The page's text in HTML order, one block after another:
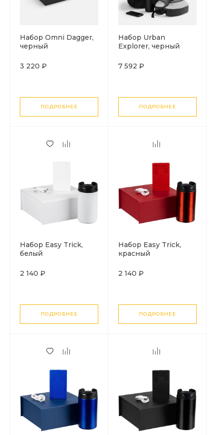
Набор Omni Dagger,
черный
3 220 ₽
ПОДРОБНЕЕ
Набор Urban
Explorer, черный
7 592 ₽
ПОДРОБНЕЕ
Набор Easy Trick,
белый
2 140 ₽
ПОДРОБНЕЕ
Набор Easy Trick,
красный
2 140 ₽
ПОДРОБНЕЕ